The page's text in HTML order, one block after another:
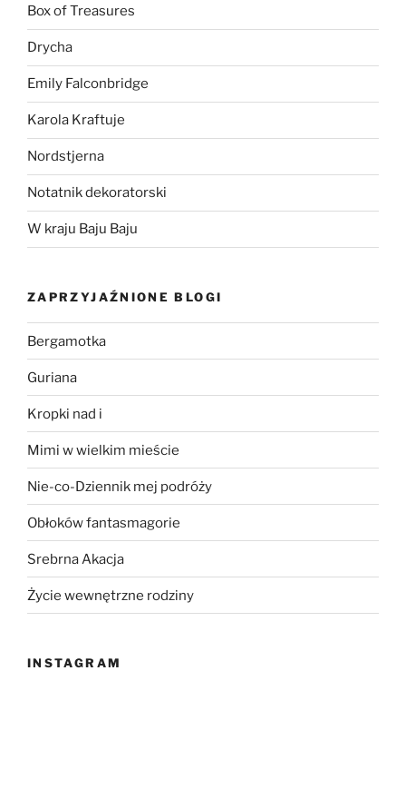
Box of Treasures
Drycha
Emily Falconbridge
Karola Kraftuje
Nordstjerna
Notatnik dekoratorski
W kraju Baju Baju
ZAPRZYJAŹNIONE BLOGI
Bergamotka
Guriana
Kropki nad i
Mimi w wielkim mieście
Nie-co-Dziennik mej podróży
Obłoków fantasmagorie
Srebrna Akacja
Życie wewnętrzne rodziny
INSTAGRAM